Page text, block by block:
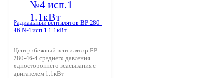
Радиальный вентилятор ВР 280-
46 №4 исп.1 1.1кВт
Центробежный вентилятор ВР
280-46-4 среднего давления
одностороннего всасывания с
двигателем 1.1кВт